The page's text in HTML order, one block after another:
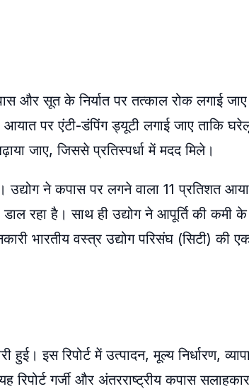
और सूत के निर्यात पर तत्काल रोक लगाई
पर एंटी-डंपिंग ड्यूटी लगाई जाए ताकि
जाए, जिससे प्रतिस्पर्धा में मदद मिले।
ने कपास पर लगने वाला 11 प्रतिशत
रहा है। साथ ही उद्योग ने आपूर्ति की कमी के
भारतीय वस्त्र उद्योग परिसंघ (सिटी) की एक
इस रिपोर्ट में उत्पादन, मूल्य निर्धारण,
रिपोर्ट गर्जी और अंतरराष्ट्रीय कपास